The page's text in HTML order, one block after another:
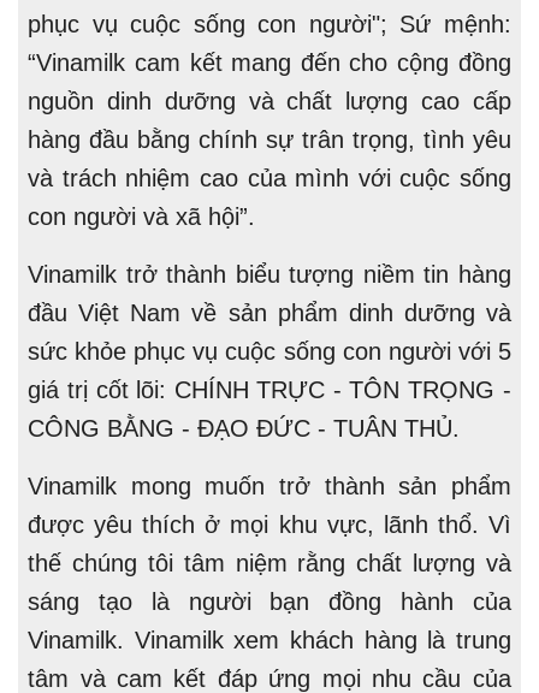
phục vụ cuộc sống con người"; Sứ mệnh:
“Vinamilk cam kết mang đến cho cộng đồng
nguồn dinh dưỡng và chất lượng cao cấp
hàng đầu bằng chính sự trân trọng, tình yêu
và trách nhiệm cao của mình với cuộc sống
con người và xã hội”.
Vinamilk trở thành biểu tượng niềm tin hàng
đầu Việt Nam về sản phẩm dinh dưỡng và
sức khỏe phục vụ cuộc sống con người với 5
giá trị cốt lõi: CHÍNH TRỰC - TÔN TRỌNG -
CÔNG BẰNG - ĐẠO ĐỨC - TUÂN THỦ.
Vinamilk mong muốn trở thành sản phẩm
được yêu thích ở mọi khu vực, lãnh thổ. Vì
thế chúng tôi tâm niệm rằng chất lượng và
sáng tạo là người bạn đồng hành của
Vinamilk. Vinamilk xem khách hàng là trung
tâm và cam kết đáp ứng mọi nhu cầu của